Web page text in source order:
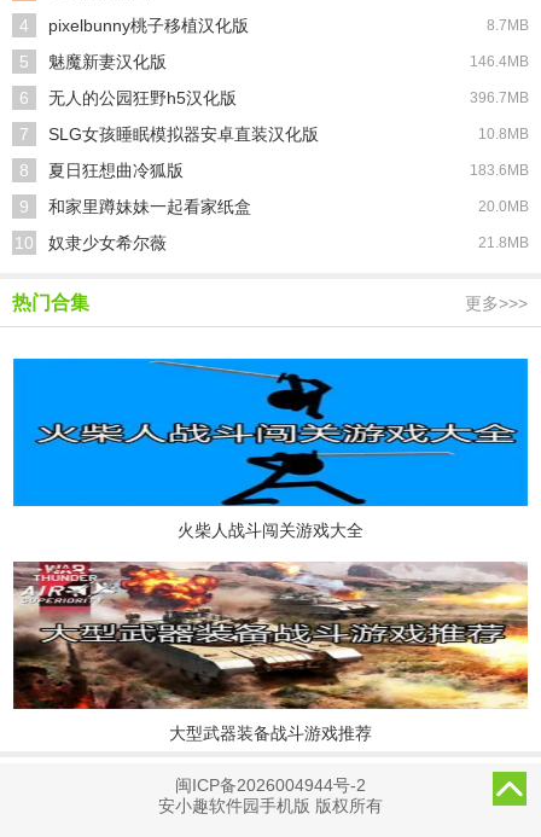
4 pixelbunny桃子移植汉化版 8.7MB
5 魅魔新妻汉化版 146.4MB
6 无人的公园狂野h5汉化版 396.7MB
7 SLG女孩睡眠模拟器安卓直装汉化版 10.8MB
8 夏日狂想曲冷狐版 183.6MB
9 和家里蹲妹妹一起看家纸盒 20.0MB
10 奴隶少女希尔薇 21.8MB
热门合集 更多>>>
火柴人战斗闯关游戏大全
大型武器装备战斗游戏推荐
闽ICP备2026004944号-2
安小趣软件园手机版 版权所有